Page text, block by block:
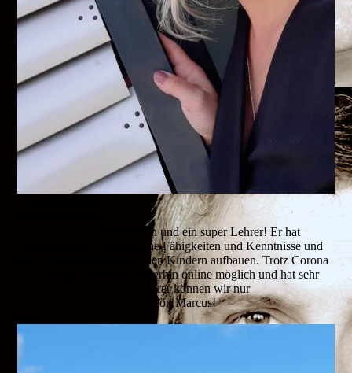
Marcus ist ein toller Mensch und ein super Lehrer! Er hat
hervorragende pädagogische Fähigkeiten und Kenntnisse und
kann sehr gut Kontakt zu den Kindern aufbauen. Trotz Corona
war Gesangsunterricht weiterhin online möglich und hat sehr
gut funktioniert. Diesen Lehrer können wir nur
weiterempfehlen! Danke schön Marcus!